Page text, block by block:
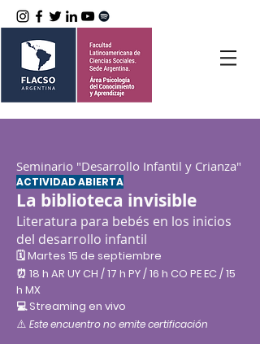
Seminario "Desarrollo Infantil y Crianza"
ACTIVIDAD ABIERTA
La biblioteca invisible
Literatura para bebés en los inicios
del desarrollo infantil
🗓️ Martes 15 de septiembre
⏰ 18 h AR UY CH / 17 h PY / 16 h CO PE EC / 15
h MX
💻 Streaming en vivo
⚠️ Este encuentro no emite certificación